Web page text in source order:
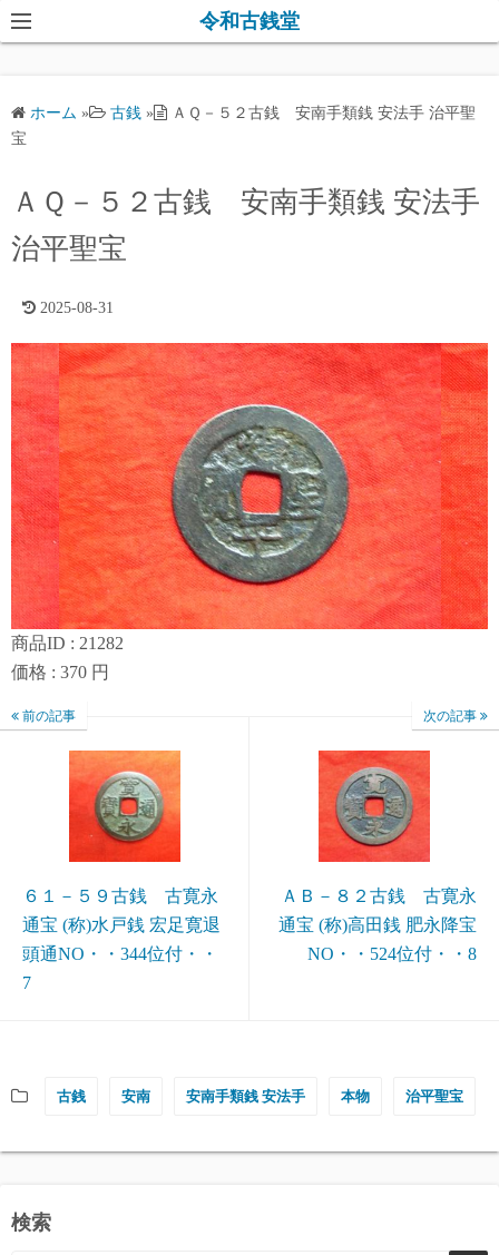
コ
ン
ツ
ッ
令和古銭堂
ホーム » 古銭 »
ＡＱ－５２古銭 安南手類銭 安法手 治平聖
宝
ＡＱ－５２古銭 安南手類銭 安法手
治平聖宝
2025-08-31
商品ID : 21282
価格 : 370 円
前の記事
６１－５９古銭 古寛永
通宝 (称)水戸銭 宏足寛退
頭通NO・・344位付・・
7
次の記事
ＡＢ－８２古銭 古寛永
通宝 (称)高田銭 肥永降宝
NO・・524位付・・8
古銭 安南 安南手類銭 安法手 本物 治平聖宝
検索